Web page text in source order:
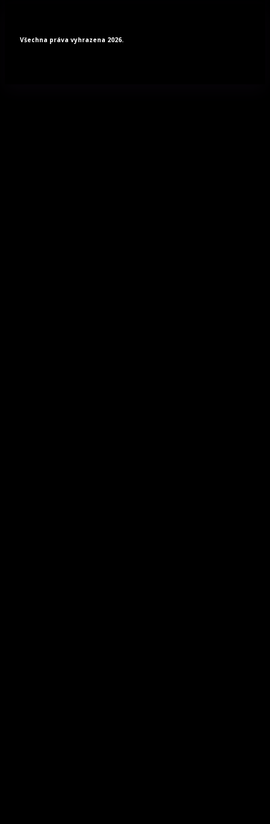
Všechna práva vyhrazena 2026.